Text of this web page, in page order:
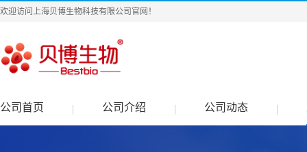
欢迎访问上海贝博生物科技有限公司官网！
公司首页 公司介绍 公司动态